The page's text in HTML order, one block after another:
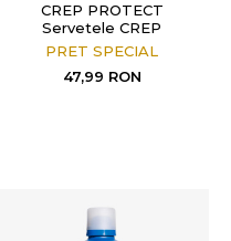
CREP PROTECT
Servetele CREP
PROTECT
PRET SPECIAL
47,99 RON